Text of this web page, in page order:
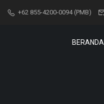
+62 855-4200-0094 (PMB)
BERANDA